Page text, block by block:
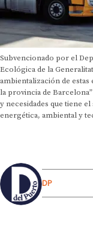
Subvencionado por el
Ecológica de la
ambientalización de
la provincia de
y necesidades que tiene
energética, ambiental y
DP